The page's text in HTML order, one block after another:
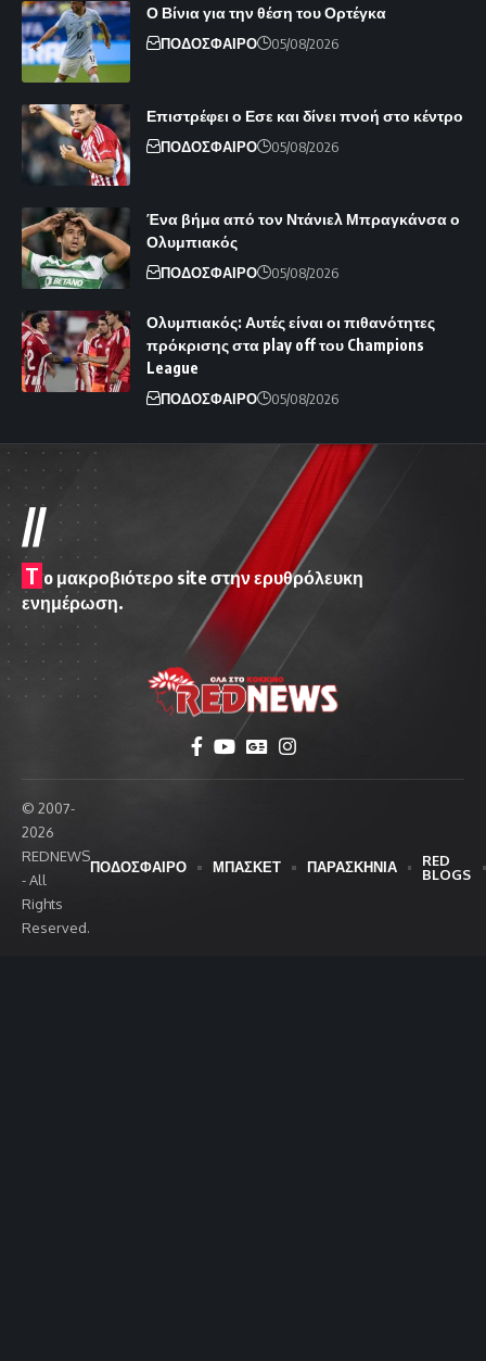
Ο Βίνια για την θέση του Ορτέγκα
ΠΟΔΟΣΦΑΙΡΟ 05/08/2026
Επιστρέφει ο Εσε και δίνει πνοή στο κέντρο
ΠΟΔΟΣΦΑΙΡΟ 05/08/2026
Ένα βήμα από τον Ντάνιελ Μπραγκάνσα ο
Ολυμπιακός
ΠΟΔΟΣΦΑΙΡΟ 05/08/2026
Ολυμπιακός: Αυτές είναι οι πιθανότητες
πρόκρισης στα play off του Champions
League
ΠΟΔΟΣΦΑΙΡΟ 05/08/2026
//
T o μακροβιότερο site στην ερυθρόλευκη
ενημέρωση.
© 2007-
2026
REDNEWS
- All
Rights
Reserved.
ΠΟΔΟΣΦΑΙΡΟ ΜΠΑΣΚΕΤ ΠΑΡΑΣΚΗΝΙΑ
RED
BLOGS